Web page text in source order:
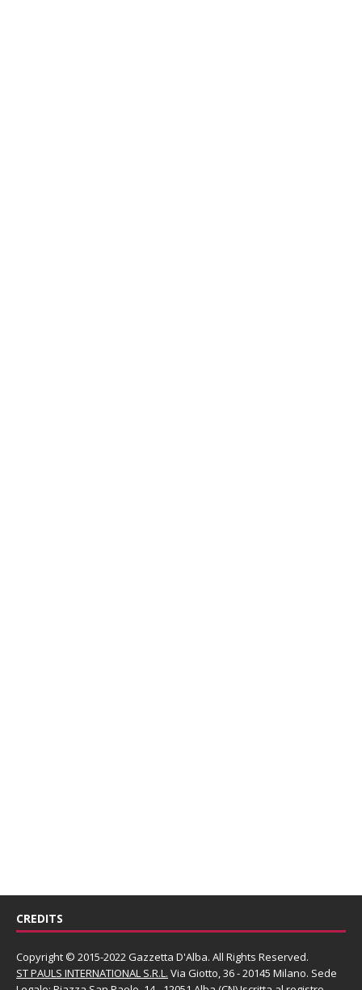
CREDITS
Copyright © 2015-2022 Gazzetta D'Alba. All Rights Reserved.
ST PAULS INTERNATIONAL S.R.L. Via Giotto, 36 - 20145 Milano. Sede